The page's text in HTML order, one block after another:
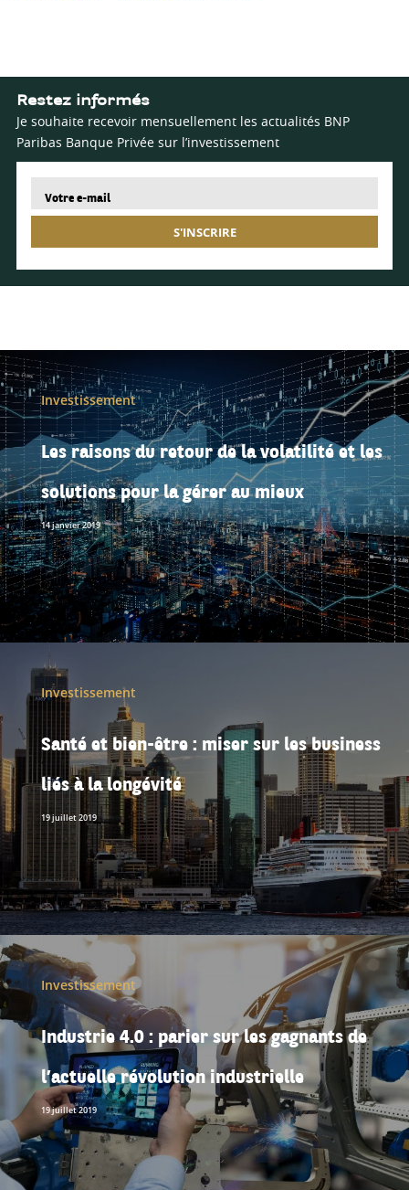
Restez informés
Je souhaite recevoir mensuellement les actualités BNP
Paribas Banque Privée sur l’investissement
S'INSCRIRE
Investissement
Les raisons du retour de la volatilité et les
solutions pour la gérer au mieux
14 janvier 2019
Investissement
Santé et bien-être : miser sur les business
liés à la longévité
19 juillet 2019
Investissement
Industrie 4.0 : parier sur les gagnants de
l’actuelle révolution industrielle
19 juillet 2019